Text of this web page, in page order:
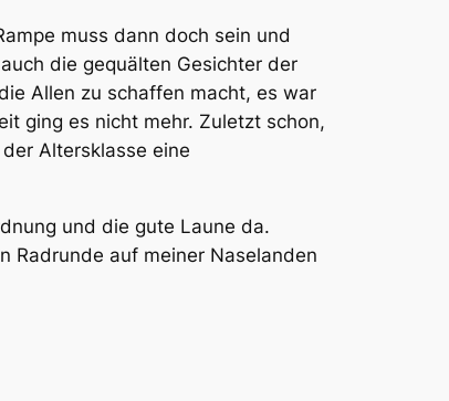
muss dann doch sein und
die gequälten Gesichter der
Allen zu schaffen macht, es war
ging es nicht mehr. Zuletzt schon,
Altersklasse eine
und die gute Laune da.
Radrunde auf meiner Naselanden